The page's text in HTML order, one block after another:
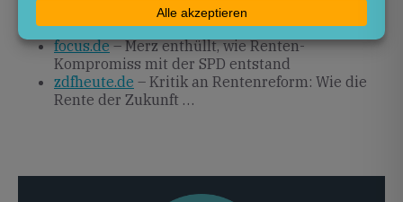
sueddeutsche.de– Arbeitgeber stellen sich im
Rentenstreit gegen Kanzler Merz
focus.de– Merz enthüllt, wie Renten-
Kompromiss mit der SPD entstand
zdfheute.de – Kritik an Rentenreform: Wie die
Rente der Zukunft …